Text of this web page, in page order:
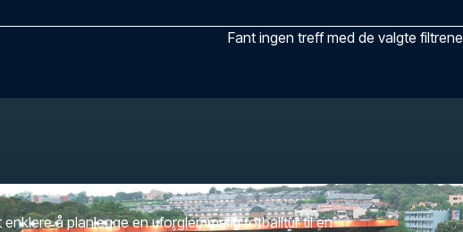
Fant ingen treff med de valgte filtrene
å planlegge en uforglemmelig fotballtur til en